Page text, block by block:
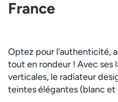
France
Optez pour l’authenticité,
tout en rondeur ! Avec ses
verticales, le radiateur
teintes élégantes (blanc et